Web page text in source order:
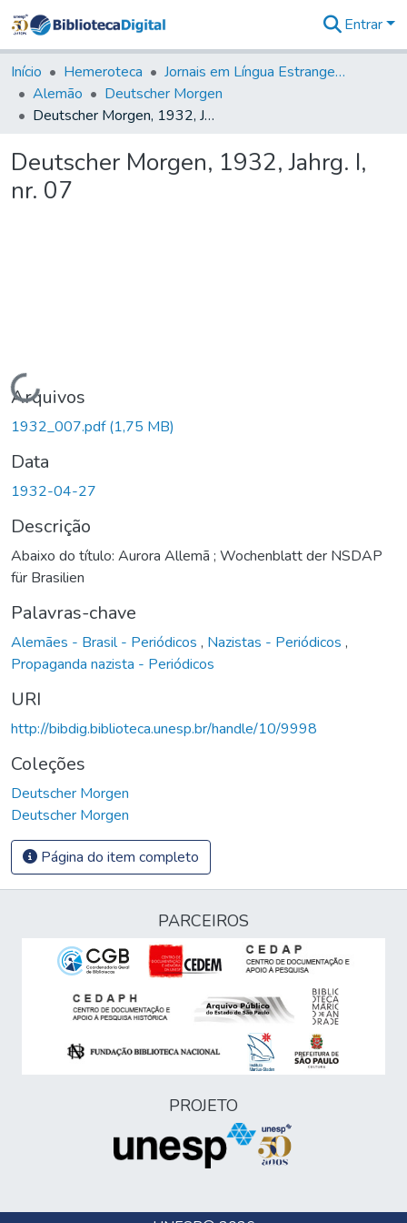
&
Coleções
Tudo na
Biblioteca
Estatísticas
Entrar
Início Hemeroteca
Jornais em Língua Estrangeira
Alemão
Deutscher Morgen
Deutscher Morgen, 1932, Jahrg. I, nr. 07
Deutscher Morgen, 1932, Jahrg. I,
nr. 07
Carregando...
Arquivos
1932_007.pdf(1,75 MB)
Data
1932-04-27
Descrição
Abaixo do título: Aurora Allemã ; Wochenblatt der NSDAP
für Brasilien
Palavras-chave
Alemães - Brasil - Periódicos , Nazistas - Periódicos ,
Propaganda nazista - Periódicos
URI
http://bibdig.biblioteca.unesp.br/handle/10/9998
Coleções
Deutscher Morgen
Deutscher Morgen
Página do item completo
PARCEIROS
PROJETO